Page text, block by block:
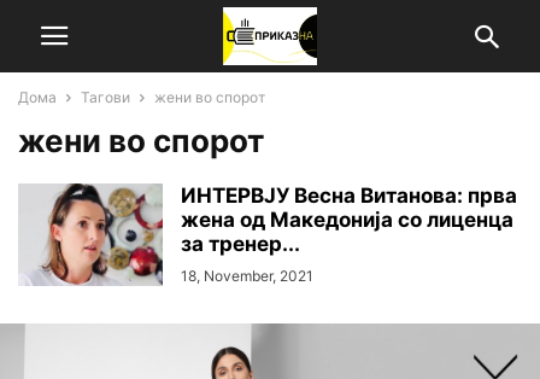
Дома Тагови жени во спорот
жени во спорот
ИНТЕРВЈУ Весна Витанова: прва
жена од Македонија со лиценца
за тренер...
18, November, 2021